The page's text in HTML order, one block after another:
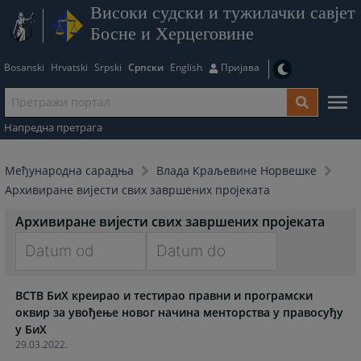
Високи судски и тужилачки савјет
Босне и Херцеговине
Bosanski Hrvatski Srpski Српски English Пријава
Напредна претрага
Међународна сарадња
Влада Краљевине Норвешке
Архивиране вијести свих завршених пројеката
Архивиране вијести свих завршених пројеката
forward
to
interact
with
forward
to
29.03.2022.
ВСТВ БиХ креирао и тестирао правни и програмски
оквир за увођење новог начина менторства у правосуђу
у БиХ